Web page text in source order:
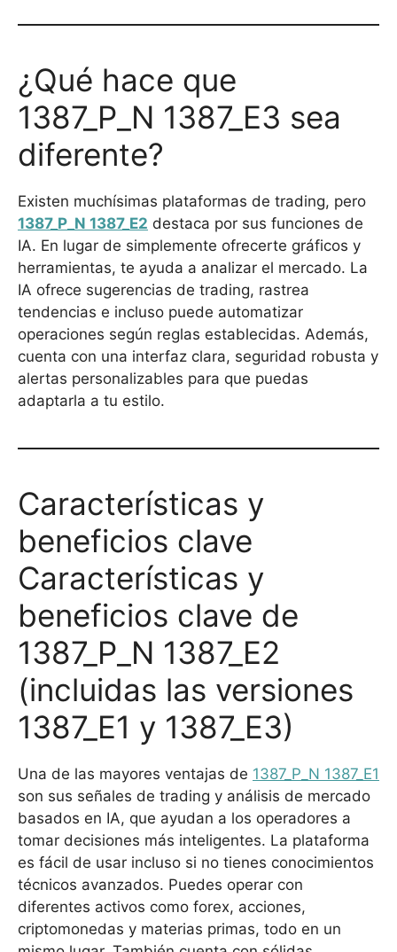
¿Qué hace que
1387_P_N 1387_E3 sea
diferente?
Existen muchísimas plataformas de trading, pero
1387_P_N 1387_E2 destaca por sus funciones de
IA. En lugar de simplemente ofrecerte gráficos y
herramientas, te ayuda a analizar el mercado. La
IA ofrece sugerencias de trading, rastrea
tendencias e incluso puede automatizar
operaciones según reglas establecidas. Además,
cuenta con una interfaz clara, seguridad robusta y
alertas personalizables para que puedas
adaptarla a tu estilo.
Características y
beneficios clave
Características y
beneficios clave de
1387_P_N 1387_E2
(incluidas las versiones
1387_E1 y 1387_E3)
Una de las mayores ventajas de 1387_P_N 1387_E1
son sus señales de trading y análisis de mercado
basados en IA, que ayudan a los operadores a
tomar decisiones más inteligentes. La plataforma
es fácil de usar incluso si no tienes conocimientos
técnicos avanzados. Puedes operar con
diferentes activos como forex, acciones,
criptomonedas y materias primas, todo en un